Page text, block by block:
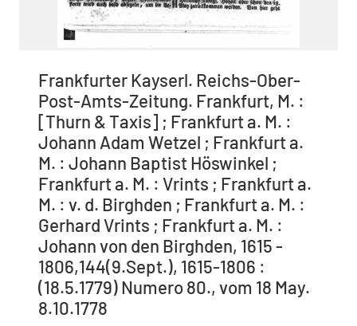
Frankfurter Kayserl. Reichs-Ober-
Post-Amts-Zeitung. Frankfurt, M. :
[Thurn & Taxis] ; Frankfurt a. M. :
Johann Adam Wetzel ; Frankfurt a.
M. : Johann Baptist Höswinkel ;
Frankfurt a. M. : Vrints ; Frankfurt a.
M. : v. d. Birghden ; Frankfurt a. M. :
Gerhard Vrints ; Frankfurt a. M. :
Johann von den Birghden, 1615 -
1806,144(9.Sept.), 1615-1806 :
(18.5.1779) Numero 80., vom 18 May.
8.10.1778